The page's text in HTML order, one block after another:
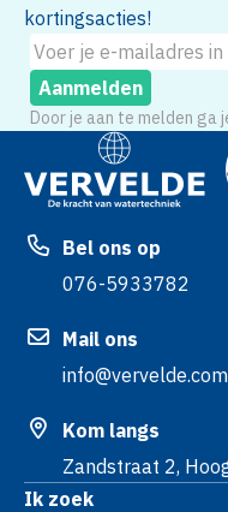
kortingsacties!
Aanmelden
Door je aan te melden ga
Bel ons op
076-5933782
Mail ons
info@vervelde.com
Kom langs
Zandstraat 2,
Ik zoek